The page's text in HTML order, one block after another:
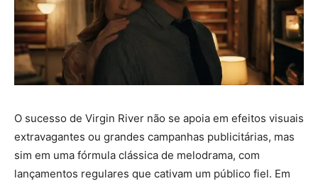
O sucesso de Virgin River não se apoia em efeitos visuais
extravagantes ou grandes campanhas publicitárias, mas
sim em uma fórmula clássica de melodrama, com
lançamentos regulares que cativam um público fiel. Em